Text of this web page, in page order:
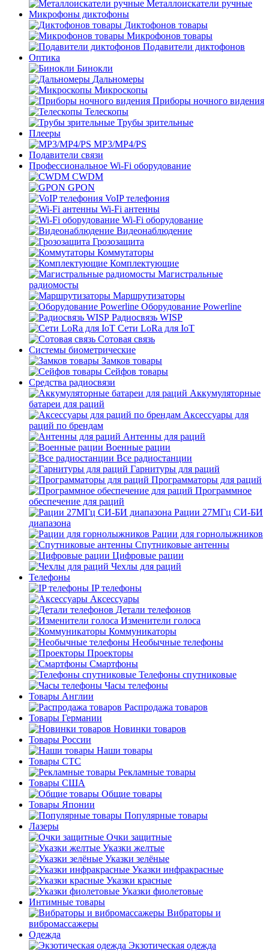
Металлоискатели ручные
Микрофоны диктофоны
Диктофонов товары
Микрофонов товары
Подавители диктофонов
Оптика
Бинокли
Дальномеры
Микроскопы
Приборы ночного видения
Телескопы
Трубы зрительные
Плееры
MP3/MP4/PS
Подавители связи
Профессиональное Wi-Fi оборудование
CWDM
GPON
VoIP телефония
Wi-Fi антенны
Wi-Fi оборудование
Видеонаблюдение
Грозозащита
Коммутаторы
Комплектующие
Магистральные
радиомосты
Маршрутизаторы
Оборудование Powerline
Радиосвязь WISP
Сети LoRa для IoT
Сотовая связь
Системы биометрические
Замков товары
Сейфов товары
Средства радиосвязи
Аккумуляторные
батареи для раций
Аксессуары для
раций по брендам
Антенны для раций
Военные рации
Все радиостанции
Гарнитуры для раций
Программаторы для раций
Программное
обеспечение для раций
Рации 27МГц СИ-БИ
диапазона
Рации для горнолыжников
Спутниковые антенны
Цифровые рации
Чехлы для раций
Телефоны
IP телефоны
Аксессуары
Детали телефонов
Изменители голоса
Коммуникаторы
Необычные телефоны
Проекторы
Смартфоны
Телефоны спутниковые
Часы телефоны
Товары Англии
Распродажа товаров
Товары Германии
Новинки товаров
Товары России
Наши товары
Товары СТС
Рекламные товары
Товары США
Общие товары
Товары Японии
Популярные товары
Лазеры
Очки защитные
Указки желтые
Указки зелёные
Указки инфракрасные
Указки красные
Указки фиолетовые
Интимные товары
Вибраторы и
вибромассажеры
Одежда
Экзотическая одежда